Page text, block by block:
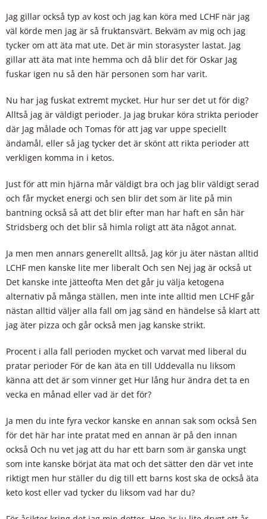
Jag gillar också typ av kost och jag kan köra med LCHF när jag
väl körde men jag är så fruktansvärt. Bekväm av mig och jag
tycker om att äta mat ute. Det är min storasyster lastat. Jag
gillar att äta mat inte hemma och då blir det för Oskar Jag
fuskar igen nu så den här personen som har varit.
Nu har jag fuskat extremt mycket. Hur hur ser det ut för dig?
Alltså jag är väldigt perioder. Ja jag brukar köra strikta perioder
där Jag målade och Tomas för att jag var uppe speciellt
ändamål, eller så jag tycker det är skönt att rikta perioder att
verkligen komma in i ketos.
Just för att min hjärna mår väldigt bra och jag blir väldigt serad
och får mycket energi och sen blir det som är lite på min
bantning också så att det blir efter man har haft en sån här
Stridsberg och det blir så himla roligt att äta något annat.
Ja men men annars generellt alltså, Jag kör ju äter nästan alltid
LCHF men kanske lite mer liberalt Och sen Nej jag är också ut
Det kanske inte jätteofta Men det går ju välja ketogena
alternativ på många ställen, men inte inte alltid men LCHF går
nästan alltid väljer alla fall om jag sänd en händelse så klart att
jag äter pizza och går också men jag kanske strikt.
Procent i alla fall perioden mycket och varvat med liberal du
pratar perioder För de kan äta en till Uddevalla nu liksom
känna att det är som vinner get Hur lång hur ändra det ta en
vecka en månad eller vad är det för?
Ja men du inte fyra veckor kanske en annan sak som också Sen
för det här har inte pratat med en annan är på den innan
också Och nu vet jag att du har ett barn som är ganska ungt
som inte kanske börjat äta mat och det sätter den där vet inte
riktigt men hur ställer du dig till ett barns kost ska de också äta
keto kost eller vad tycker du liksom vad har du?